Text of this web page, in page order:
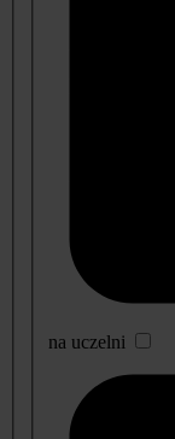
na uczelni